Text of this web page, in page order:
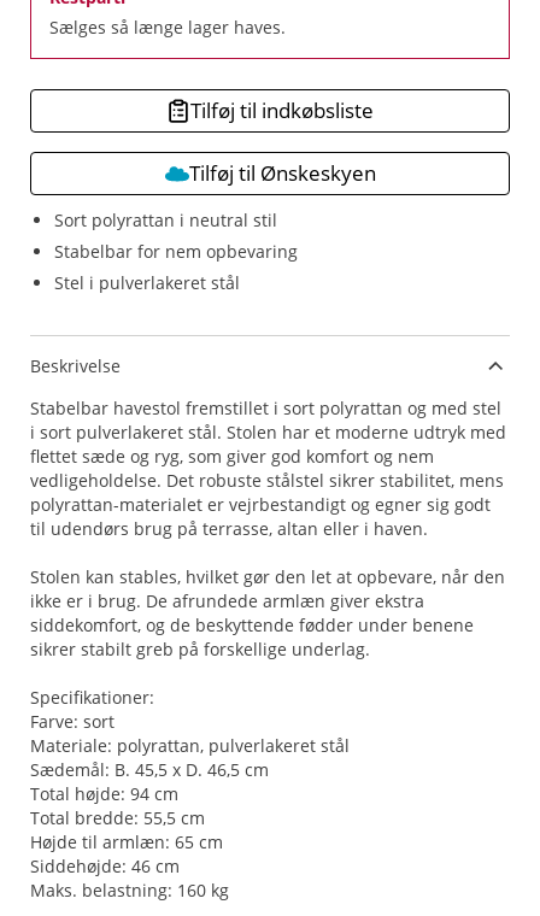
Sort polyrattan i neutral stil
Stabelbar for nem opbevaring
Stel i pulverlakeret stål
Sælges så længe lager haves.
Tilføj til indkøbsliste
Tilføj til Ønskeskyen
Beskrivelse
Stabelbar havestol fremstillet i sort polyrattan og med stel
i sort pulverlakeret stål. Stolen har et moderne udtryk med
flettet sæde og ryg, som giver god komfort og nem
vedligeholdelse. Det robuste stålstel sikrer stabilitet, mens
polyrattan-materialet er vejrbestandigt og egner sig godt
til udendørs brug på terrasse, altan eller i haven.
Stolen kan stables, hvilket gør den let at opbevare, når den
ikke er i brug. De afrundede armlæn giver ekstra
siddekomfort, og de beskyttende fødder under benene
sikrer stabilt greb på forskellige underlag.
Specifikationer:
Farve: sort
Materiale: polyrattan, pulverlakeret stål
Sædemål: B. 45,5 x D. 46,5 cm
Total højde: 94 cm
Total bredde: 55,5 cm
Højde til armlæn: 65 cm
Siddehøjde: 46 cm
Maks. belastning: 160 kg